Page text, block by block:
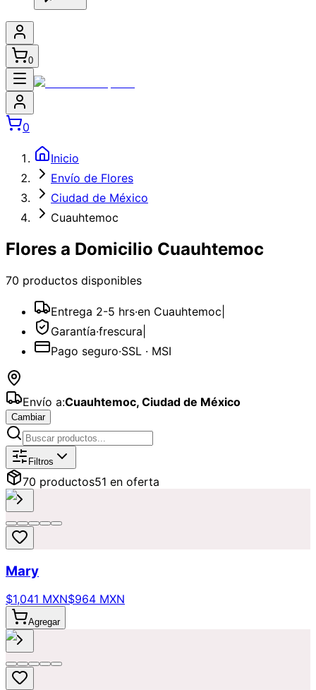
0
0
Inicio
Envío de Flores
Ciudad de México
Cuauhtemoc
Flores a Domicilio Cuauhtemoc
70 productos disponibles
Entrega 2-5 hrs·en Cuauhtemoc
Garantía·frescura
Pago seguro·SSL · MSI
Envío a:Cuauhtemoc, Ciudad de México
Cambiar
Catálogo deFlores
Filtros
70 productos51 en oferta
Mary
$1,041 MXN$964 MXN
Agregar